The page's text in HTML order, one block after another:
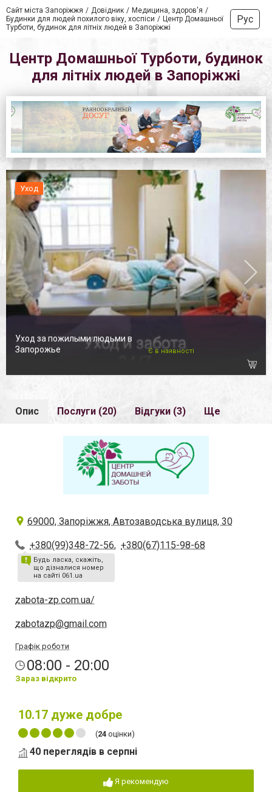
Сайт міста Запоріжжя Довідник
Медицина, здоров'я
Будинки для людей похилого віку, хоспіси
Центр Домашньої
Турботи, будинок для літніх людей в Запоріжжі
Рус
Центр Домашньої Турботи, будинок
для літніх людей в Запоріжжі
Уход
Уход за пожилыми людьми в
Запорожье
Є в наявності
Опис Послуги (20) Відгуки (3) Ще
69000, Запоріжжя, Автозаводська вулиця, 30
+380(99)348-72-56, +380(67)115-98-68
Будь ласка, скажіть,
що дізналися номер
на сайті 061.ua
zabota-zp.com.ua/
zabotazp@gmail.com
Графік роботи
08:00 - 20:00
Зараз відкрито
10.17 дуже добре
(24 оцінки)
40 переглядів в серпні
Я рекомендую